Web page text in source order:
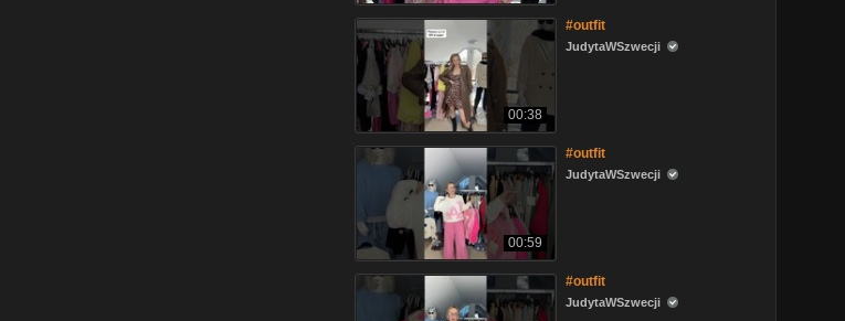
00:38
#outfit
JudytaWSzwecji
00:59
#outfit
JudytaWSzwecji
#outfit
JudytaWSzwecji